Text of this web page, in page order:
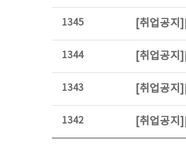
1345 [취업공지]
1344 [취업공지]
1343 [취업공지]
1342 [취업공지]